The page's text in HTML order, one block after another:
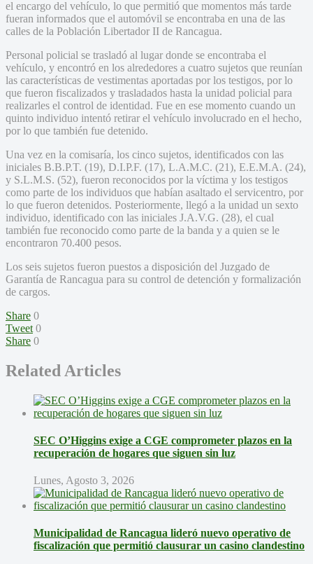
el encargo del vehículo, lo que permitió que momentos más tarde
fueran informados que el automóvil se encontraba en una de las
calles de la Población Libertador II de Rancagua.
Personal policial se trasladó al lugar donde se encontraba el
vehículo, y encontró en los alrededores a cuatro sujetos que reunían
las características de vestimentas aportadas por los testigos, por lo
que fueron fiscalizados y trasladados hasta la unidad policial para
realizarles el control de identidad. Fue en ese momento cuando un
quinto individuo intentó retirar el vehículo involucrado en el hecho,
por lo que también fue detenido.
Una vez en la comisaría, los cinco sujetos, identificados con las
iniciales B.B.P.T. (19), D.I.P.F. (17), L.A.M.C. (21), E.E.M.A. (24),
y S.L.M.S. (52), fueron reconocidos por la víctima y los testigos
como parte de los individuos que habían asaltado el servicentro, por
lo que fueron detenidos. Posteriormente, llegó a la unidad un sexto
individuo, identificado con las iniciales J.A.V.G. (28), el cual
también fue reconocido como parte de la banda y a quien se le
encontraron 70.400 pesos.
Los seis sujetos fueron puestos a disposición del Juzgado de
Garantía de Rancagua para su control de detención y formalización
de cargos.
Share 0
Tweet 0
Share 0
Related Articles
SEC O’Higgins exige a CGE comprometer plazos en la
recuperación de hogares que siguen sin luz
Lunes, Agosto 3, 2026
Municipalidad de Rancagua lideró nuevo operativo de
fiscalización que permitió clausurar un casino clandestino